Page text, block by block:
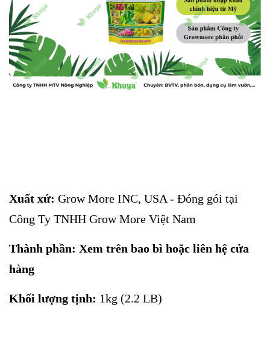
Xuất xứ: Grow More INC, USA - Đóng gói tại
Công Ty TNHH Grow More Việt Nam
Thành phần: Xem trên bao bì hoặc liên hệ cửa
hàng
Khối lượng tịnh: 1kg (2.2 LB)